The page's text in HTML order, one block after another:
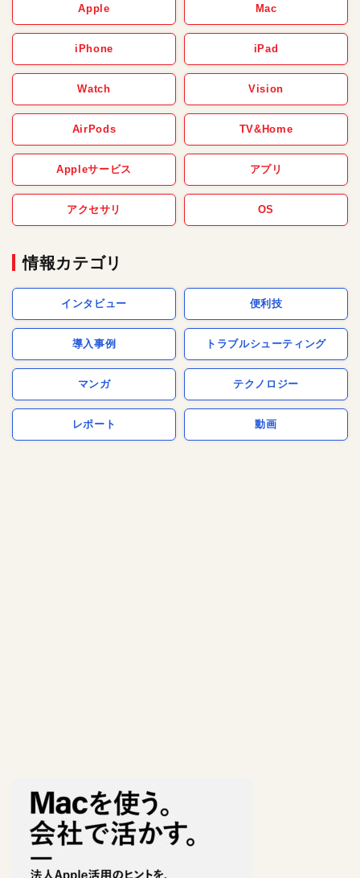
Apple Mac
iPhone iPad
Watch Vision
AirPods TV&Home
Appleサービス アプリ
アクセサリ OS
情報カテゴリ
インタビュー 便利技
導入事例 トラブルシューティング
マンガ テクノロジー
レポート 動画